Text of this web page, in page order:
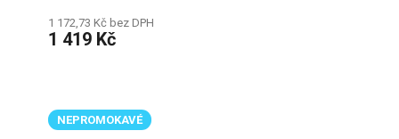
1 172,73 Kč bez DPH
1 419 Kč
NEPROMOKAVÉ